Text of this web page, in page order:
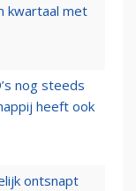
kwartaal met
nog steeds
heeft ook
ontsnapt